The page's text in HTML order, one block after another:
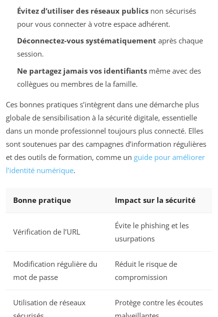
Évitez d’utiliser des réseaux publicsnon sécurisés
pour vous connecter à votre espace adhérent.
Déconnectez-vous systématiquement après chaque
session.
Ne partagez jamais vos identifiantsmême avec des
collègues ou membres de la famille.
Ces bonnes pratiques s’intègrent dans une démarche plus
globale de sensibilisation à la sécurité digitale, essentielle
dans un monde professionnel toujours plus connecté. Elles
sont soutenues par des campagnes d’information régulières
et des outils de formation, comme un guide pour améliorer
l’identité numérique.
Bonne pratique Impact sur la sécurité
Vérification de l’URL
Évite le phishing et les
usurpations
Modification régulière du
mot de passe
Réduit le risque de
compromission
Utilisation de réseaux
Protège contre les écoutes